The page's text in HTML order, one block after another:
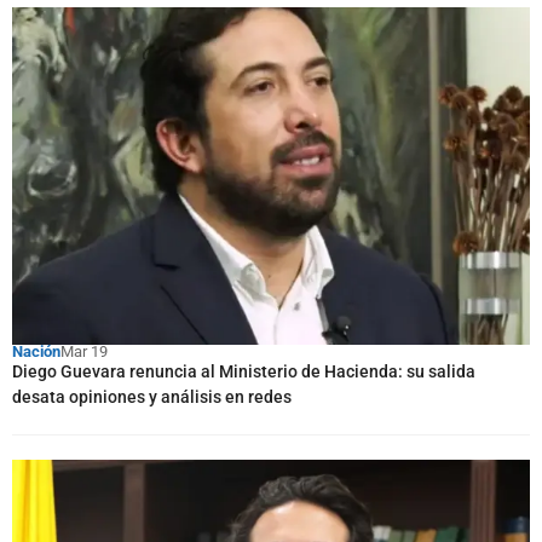
NaciónMar 19
Diego Guevara renuncia al Ministerio de Hacienda: su salida
desata opiniones y análisis en redes